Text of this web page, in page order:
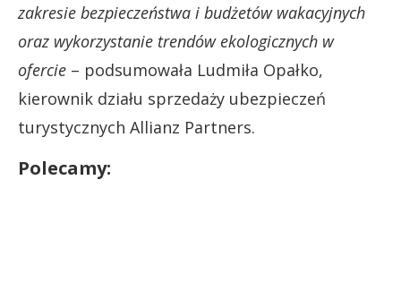
zakresie bezpieczeństwa i budżetów wakacyjnych
oraz wykorzystanie trendów ekologicznych w
ofercie – podsumowała Ludmiła Opałko,
kierownik działu sprzedaży ubezpieczeń
turystycznych Allianz Partners.
Polecamy: